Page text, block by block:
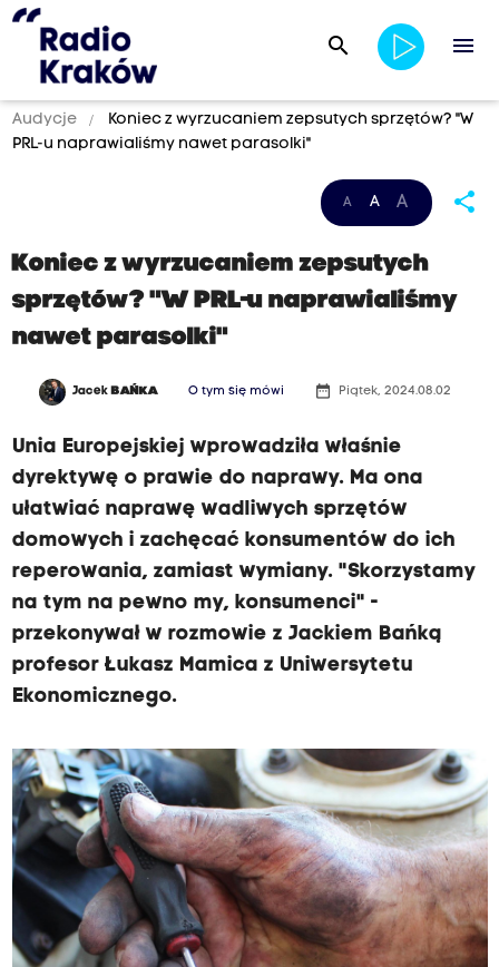
search menu
Audycje
Koniec z wyrzucaniem zepsutych sprzętów? "W
PRL-u naprawialiśmy nawet parasolki"
A A A share
Koniec z wyrzucaniem zepsutych
sprzętów? "W PRL-u naprawialiśmy
nawet parasolki"
Jacek BAŃKA O tym się mówi date_range Piątek, 2024.08.02
Unia Europejskiej wprowadziła właśnie
dyrektywę o prawie do naprawy. Ma ona
ułatwiać naprawę wadliwych sprzętów
domowych i zachęcać konsumentów do ich
reperowania, zamiast wymiany. "Skorzystamy
na tym na pewno my, konsumenci" -
przekonywał w rozmowie z Jackiem Bańką
profesor Łukasz Mamica z Uniwersytetu
Ekonomicznego.